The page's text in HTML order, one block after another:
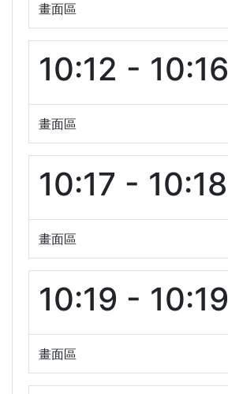
畫面區
10:12 - 10:16
畫面區
10:17 - 10:18
畫面區
10:19 - 10:19
畫面區